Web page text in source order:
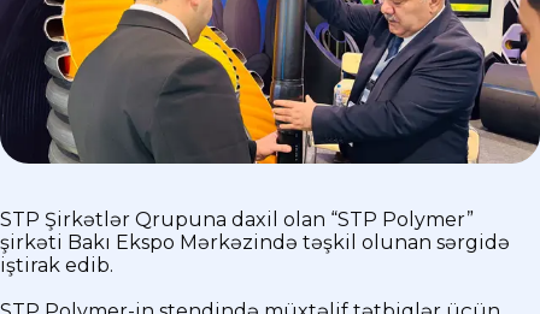
STP Şirkətlər Qrupuna daxil olan “STP Polymer”
şirkəti Bakı Ekspo Mərkəzində təşkil olunan sərgidə
iştirak edib.